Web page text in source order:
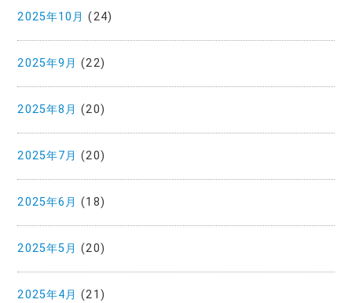
2025年10月 (24)
2025年9月 (22)
2025年8月 (20)
2025年7月 (20)
2025年6月 (18)
2025年5月 (20)
2025年4月 (21)